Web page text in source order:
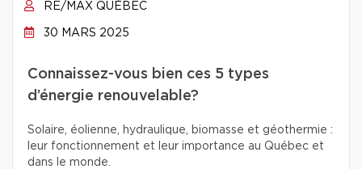
RE/MAX QUÉBEC
30 MARS 2025
Connaissez-vous bien ces 5 types
d’énergie renouvelable?
Solaire, éolienne, hydraulique, biomasse et géothermie :
leur fonctionnement et leur importance au Québec et
dans le monde.